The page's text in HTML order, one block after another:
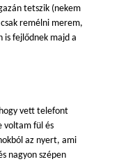
tetszik (nekem
remélni merem,
is fejlődnek majd a
vett telefont
voltam fül és
az nyert, ami
nagyon szépen